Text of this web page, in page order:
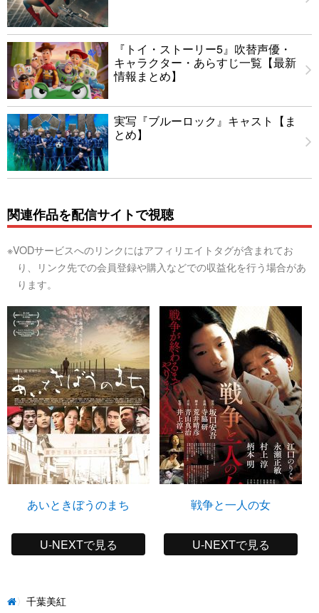
『トイ・ストーリー5』吹替声優・
キャラクター・あらすじ一覧【最新
情報まとめ】
実写『ブルーロック』キャスト【ま
とめ】
関連作品を配信サイトで視聴
※VODサービスへのリンクにはアフィリエイトタグが含まれてお
り、リンク先での会員登録や購入などでの収益化を行う場合があ
ります。
あいときぼうのまち
U-NEXTで見る
戦争と一人の女
U-NEXTで見る
千葉美紅